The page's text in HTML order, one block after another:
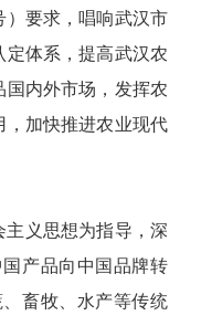
）要求，唱响武汉市
体系，提高武汉农
国内外市场，发挥农
，加快推进农业现代
主义思想为指导，深
产品向中国品牌转
畜牧、水产等传统